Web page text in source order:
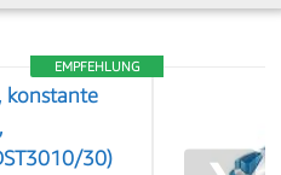
EMPFEHLUNG
konstante
30)